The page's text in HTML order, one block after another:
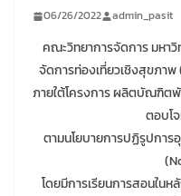
06/26/2022 admin_pasit
คณะวิทยาการจัดการ มหา
จัดการท่องเที่ยวเชิงสุขภา
ภายใต้โครงการ ผลิตบัณฑิต
ตอบโ
ตามนโยบายการปฏิรูปการ
โดยมีการเรียนการสอนในห